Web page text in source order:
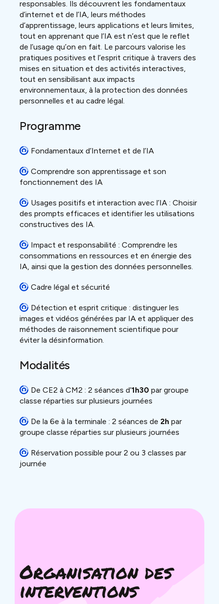
responsables. Ils découvrent les fondamentaux
d’internet et de l’IA, leurs méthodes
d’apprentissage, leurs applications et leurs limites,
tout en apprenant que l’IA est n’est que le reflet
de l’usage qu’on en fait. Le parcours valorise les
pratiques positives et l’esprit critique à travers des
mises en situation et des activités interactives,
tout en sensibilisant aux impacts
environnementaux, à la protection des données
personnelles et au cadre légal.
Programme
Fondamentaux d’Internet et de l’IA
Comprendre son apprentissage et son
fonctionnement des IA
Usages positifs et interaction avec l’IA : Choisir
des prompts efficaces et identifier les utilisations
constructives des IA.
Impact et responsabilité : Comprendre les
consommations en ressources et en énergie des
IA, ainsi que la gestion des données personnelles.
Cadre légal et sécurité
Détection et esprit critique : distinguer les
images et vidéos générées par IA et appliquer des
méthodes de raisonnement scientifique pour
éviter la désinformation.
Modalités
De CE2 à CM2 : 2 séances d’1h30 par groupe
classe réparties sur plusieurs journées
De la 6e à la terminale : 2 séances de 2h par
groupe classe réparties sur plusieurs journées
Réservation possible pour 2 ou 3 classes par
journée
Organisation des
interventions